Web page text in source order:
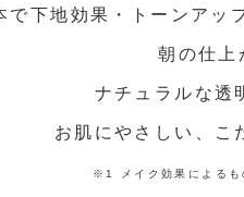
で下地効果・トーンアッ
朝の仕上
ナチュラルな透
お肌にやさしい、こ
※1 メイク効果による